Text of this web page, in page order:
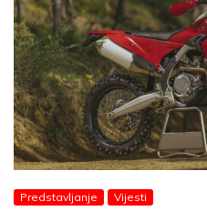
Predstavljanje Vijesti